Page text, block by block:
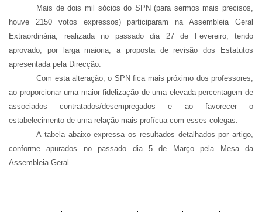
Mais de dois mil sócios do SPN (para sermos mais precisos,
houve 2150 votos expressos) participaram na Assembleia Geral
Extraordinária, realizada no passado dia 27 de Fevereiro, tendo
aprovado, por larga maioria, a proposta de revisão dos Estatutos
apresentada pela Direcção.
Com esta alteração, o SPN fica mais próximo dos professores,
ao proporcionar uma maior fidelização de uma elevada percentagem de
associados contratados/desempregados e ao favorecer o
estabelecimento de uma relação mais profícua com esses colegas.
A tabela abaixo expressa os resultados detalhados por artigo,
conforme apurados no passado dia 5 de Março pela Mesa da
Assembleia Geral.